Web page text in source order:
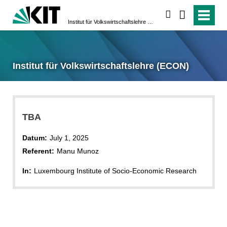
Institut für Volkswirtschaftslehre (ECON)
TBA
Datum: July 1, 2025
Referent: Manu Munoz
In: Luxembourg Institute of Socio-Economic Research